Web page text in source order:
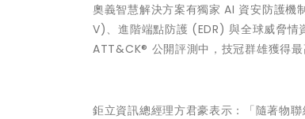
奧義智慧解決方案有獨家 AI 資安防護
V)、進階端點防護 (EDR) 與全球威脅
ATT&CK® 公開評測中，技冠群雄獲得
鉅立資訊總經理方君豪表示：「隨著物